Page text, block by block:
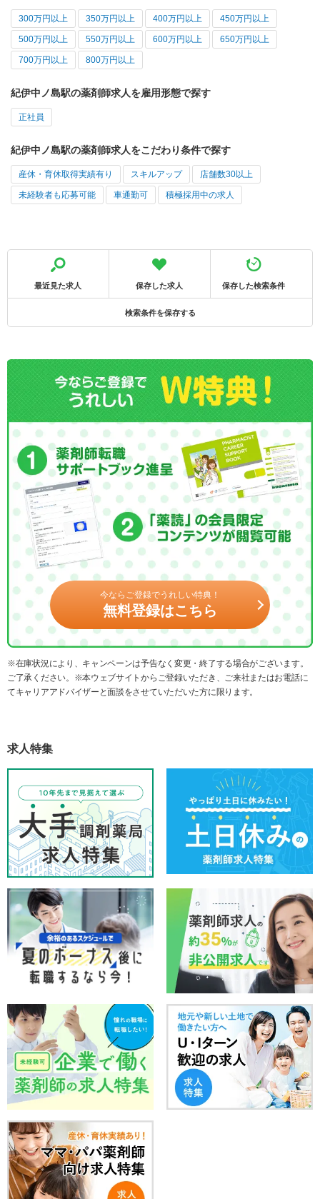
300万円以上 350万円以上 400万円以上 450万円以上
500万円以上 550万円以上 600万円以上 650万円以上
700万円以上 800万円以上
紀伊中ノ島駅の薬剤師求人を雇用形態で探す
正社員
紀伊中ノ島駅の薬剤師求人をこだわり条件で探す
産休・育休取得実績有り スキルアップ 店舗数30以上
未経験者も応募可能 車通勤可 積極採用中の求人
最近見た求人 保存した求人 保存した検索条件
検索条件を保存する
今ならご登録でうれしい特典！
無料登録はこちら
※在庫状況により、キャンペーンは予告なく変更・終了する場合がございます。
ご了承ください。※本ウェブサイトからご登録いただき、ご来社またはお電話に
てキャリアアドバイザーと面談をさせていただいた方に限ります。
求人特集